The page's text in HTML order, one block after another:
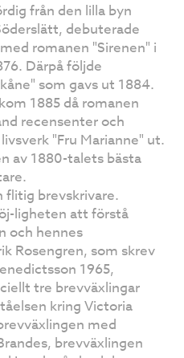
från den lilla byn
debuterade
romanen "Sirenen" i
Därpå följde
som gavs ut 1884.
1885 då romanen
recensenter och
"Fru Marianne" ut.
av 1880-talets bästa
flitig brevskrivare.
ligheten att förstå
och hennes
Rosengren, som skrev
1965,
tre brevväxlingar
kring Victoria
med
brevväxlingen